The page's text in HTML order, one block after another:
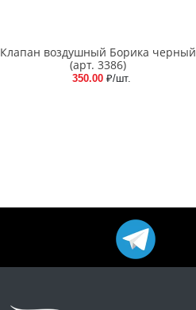
Клапан воздушный Борика черный
(арт. 3386)
350.00 ₽/шт.